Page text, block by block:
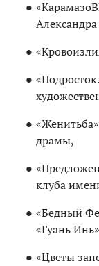
драмы,
клуба
«Бедный
«Гуань
«Цветы